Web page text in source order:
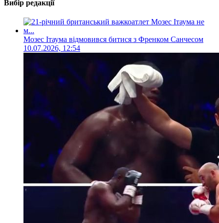
Вибір редакції
Мозес Ітаума відмовився битися з Френком Санчесом
10.07.2026, 12:54